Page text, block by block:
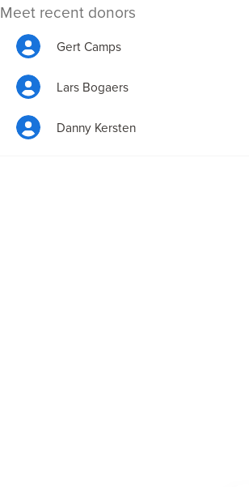
Meet recent donors
Gert Camps
Lars Bogaers
Danny Kersten